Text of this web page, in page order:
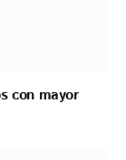
con mayor